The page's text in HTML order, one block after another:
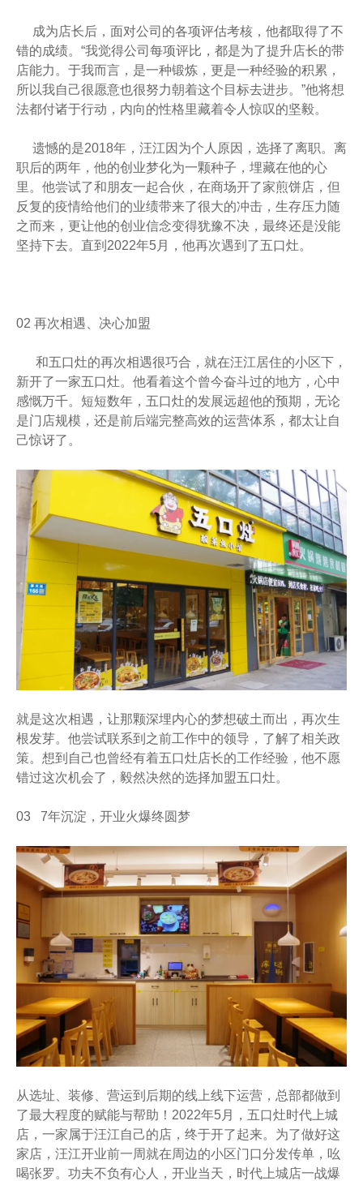
成为店长后，面对公司的各项评估考核，他都取得了不
错的成绩。“我觉得公司每项评比，都是为了提升店长的带
店能力。于我而言，是一种锻炼，更是一种经验的积累，
所以我自己很愿意也很努力朝着这个目标去进步。”他将想
法都付诸于行动，内向的性格里藏着令人惊叹的坚毅。
遗憾的是2018年，汪江因为个人原因，选择了离职。离
职后的两年，他的创业梦化为一颗种子，埋藏在他的心
里。他尝试了和朋友一起合伙，在商场开了家煎饼店，但
反复的疫情给他们的业绩带来了很大的冲击，生存压力随
之而来，更让他的创业信念变得犹豫不决，最终还是没能
坚持下去。直到2022年5月，他再次遇到了五口灶。
02 再次相遇、决心加盟
和五口灶的再次相遇很巧合，就在汪江居住的小区下，
新开了一家五口灶。他看着这个曾今奋斗过的地方，心中
感慨万千。短短数年，五口灶的发展远超他的预期，无论
是门店规模，还是前后端完整高效的运营体系，都太让自
己惊讶了。
就是这次相遇，让那颗深埋内心的梦想破土而出，再次生
根发芽。他尝试联系到之前工作中的领导，了解了相关政
策。想到自己也曾经有着五口灶店长的工作经验，他不愿
错过这次机会了，毅然决然的选择加盟五口灶。
03 7年沉淀，开业火爆终圆梦
从选址、装修、营运到后期的线上线下运营，总部都做到
了最大程度的赋能与帮助！2022年5月，五口灶时代上城
店，一家属于汪江自己的店，终于开了起来。为了做好这
家店，汪江开业前一周就在周边的小区门口分发传单，吆
喝张罗。功夫不负有心人，开业当天，时代上城店一战爆